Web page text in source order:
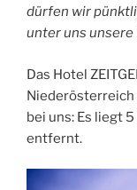
dürfen wir
unter uns unsere
Das Hotel
Niederösterreich
bei uns: Es liegt
entfernt.